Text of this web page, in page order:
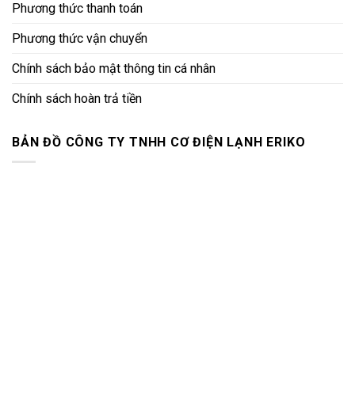
Phương thức thanh toán
Phương thức vận chuyển
Chính sách bảo mật thông tin cá nhân
Chính sách hoàn trả tiền
BẢN ĐỒ CÔNG TY TNHH CƠ ĐIỆN LẠNH ERIKO